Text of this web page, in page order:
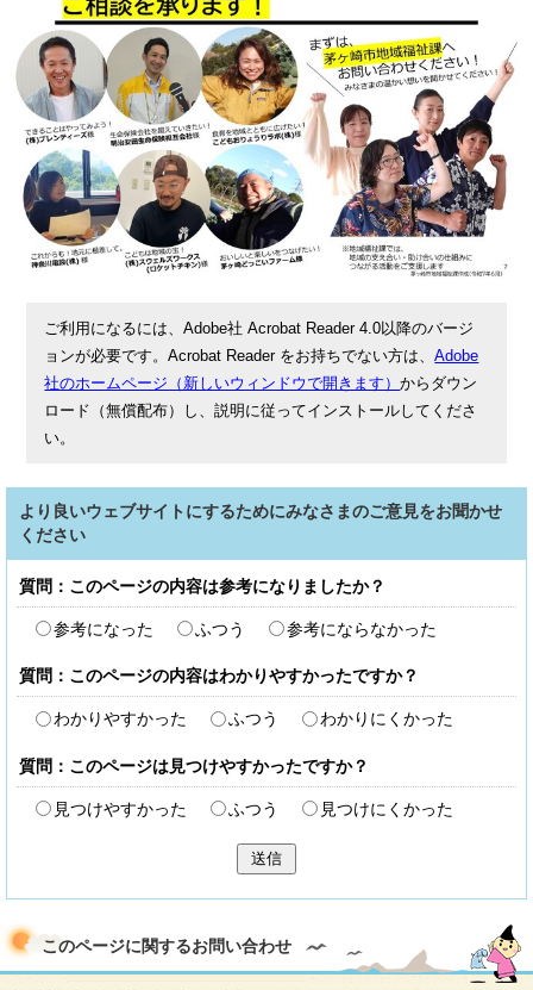
ご利用になるには、Adobe社 Acrobat Reader 4.0以降のバージ
ョンが必要です。Acrobat Reader をお持ちでない方は、Adobe
社のホームページ（新しいウィンドウで開きます）からダウン
ロード（無償配布）し、説明に従ってインストールしてくださ
い。
より良いウェブサイトにするためにみなさまのご意見をお聞かせ
ください
質問：このページの内容は参考になりましたか？
参考になった ふつう 参考にならなかった
質問：このページの内容はわかりやすかったですか？
わかりやすかった ふつう わかりにくかった
質問：このページは見つけやすかったですか？
見つけやすかった ふつう 見つけにくかった
送信
このページに関するお問い合わせ